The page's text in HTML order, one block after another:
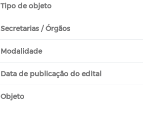
Tipo de objeto
Secretarias / Órgãos
Modalidade
Data de publicação do edital
Objeto